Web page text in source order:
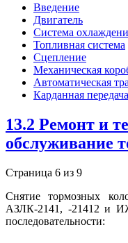
Введение
Двигатель
Система
Топливная система
Сцепление
Механическая
Автоматическая
Карданная
13.2 Ремонт и
обслуживание
Страница 6 из 9
Снятие тормозных
АЗЛК-2141, -21412 и
последовательности: